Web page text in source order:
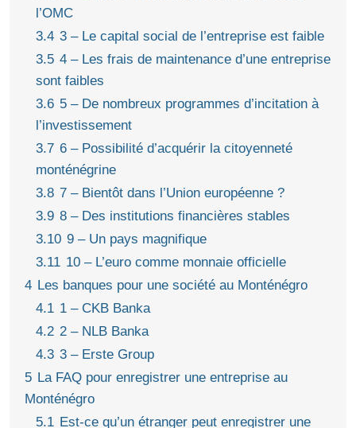
l’OMC
3.4 3 – Le capital social de l’entreprise est faible
3.5 4 – Les frais de maintenance d’une entreprise
sont faibles
3.6 5 – De nombreux programmes d’incitation à
l’investissement
3.7 6 – Possibilité d’acquérir la citoyenneté
monténégrine
3.8 7 – Bientôt dans l’Union européenne ?
3.9 8 – Des institutions financières stables
3.10 9 – Un pays magnifique
3.11 10 – L’euro comme monnaie officielle
4 Les banques pour une société au Monténégro
4.1 1 – CKB Banka
4.2 2 – NLB Banka
4.3 3 – Erste Group
5 La FAQ pour enregistrer une entreprise au
Monténégro
5.1 Est-ce qu’un étranger peut enregistrer une